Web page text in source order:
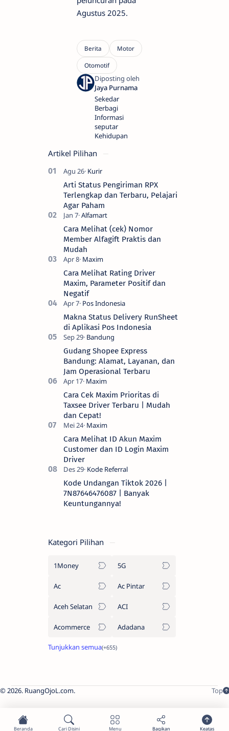
Agustus 2025.
Sekedar
Berbagi
Informasi
seputar
Kehidupan
Artikel Pilihan
Arti Status Pengiriman RPX
Terlengkap dan Terbaru, Pelajari
Agar Paham
Cara Melihat (cek) Nomor
Member Alfagift Praktis dan
Mudah
Cara Melihat Rating Driver
Maxim, Parameter Positif dan
Negatif
Makna Status Delivery RunSheet
di Aplikasi Pos Indonesia
Gudang Shopee Express
Bandung: Alamat, Layanan, dan
Jam Operasional Terbaru
Cara Cek Maxim Prioritas di
Taxsee Driver Terbaru | Mudah
dan Cepat!
Cara Melihat ID Akun Maxim
Customer dan ID Login Maxim
Driver
Kode Undangan Tiktok 2026 |
7N87646476087 | Banyak
Keuntungannya!
Kategori Pilihan
1Money 5G
Ac Ac Pintar
Aceh Selatan ACI
Acommerce Adadana
2026. RuangOjoL.com.